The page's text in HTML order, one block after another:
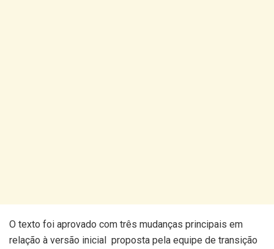
O texto foi aprovado com três mudanças principais em
relação à versão inicial proposta pela equipe de transição